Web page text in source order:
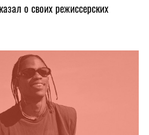
о своих режиссерских